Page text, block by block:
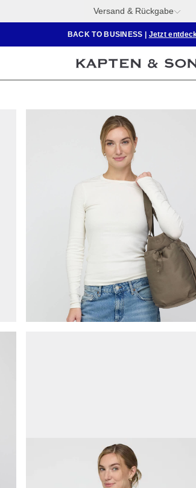
Versand & Rückgabe
BACK TO BUSINESS Jetzt